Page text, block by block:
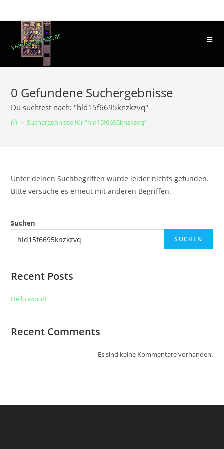
0 Gefundene Suchergebnisse
Du suchtest nach: "hld15f6695knzkzvq"
> Suchergebnisse für“hld15f6695knzkzvq”
Unter deinen Suchbegriffen wurde leider nichts gefunden.
Bitte versuche es erneut mit anderen Begriffen.
Suchen
SUCHEN
Recent Posts
Hello world!
Recent Comments
Es sind keine Kommentare vorhanden.